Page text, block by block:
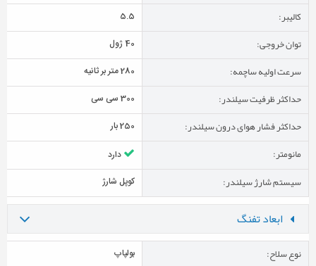
کالیبر: 5.5
توان خروجی: 40 ژول
سرعت اولیه ساچمه: 280 متر بر ثانیه
حداکثر ظرفیت سیلندر: 300 سی سی
حداکثر فشار هوای درون سیلندر: 250 بار
مانومتر: دارد
سیستم شارژ سیلندر: کوپل شارژ
ابعاد تفنگ
نوع سلاح: بولپاپ